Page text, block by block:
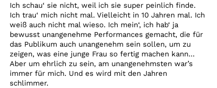
Ich schau‘ sie nicht, weil ich sie super peinlich finde.
Ich trau‘ mich nicht mal. Vielleicht in 10 Jahren mal. Ich
weiß auch nicht mal wieso. Ich mein‘, ich hab‘ ja
bewusst unangenehme Performances gemacht, die für
das Publikum auch unangenehm sein sollen, um zu
zeigen, was eine junge Frau so fertig machen kann…
Aber um ehrlich zu sein, am unangenehmsten war’s
immer für mich. Und es wird mit den Jahren
schlimmer.